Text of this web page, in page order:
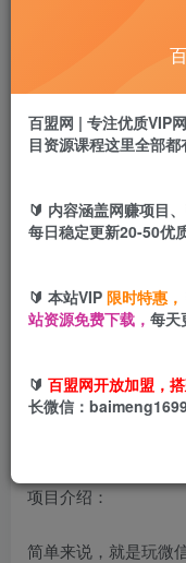
微信小程序暴力掘金
项目介绍：
简单来说，就是玩微
百盟网 | 专注优质VIP
目资源课程这里全部都
🔰 内容涵盖网赚项目
每日稳定更新20-50优
🔰 本站VIP 限时特惠，
站资源免费下载， 每天
🔰 百盟网开放加盟，
长微信：